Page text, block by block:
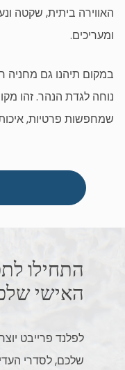
האווירה ביתית, שקטה
ומעריכים.
במקום תיהנו גם מחניה
נוחה לגדת הנהר. זהו
שמחפשות פרטיות,
התחילו
האישי
לפלנד פרייבט
שלכם, לסדרי